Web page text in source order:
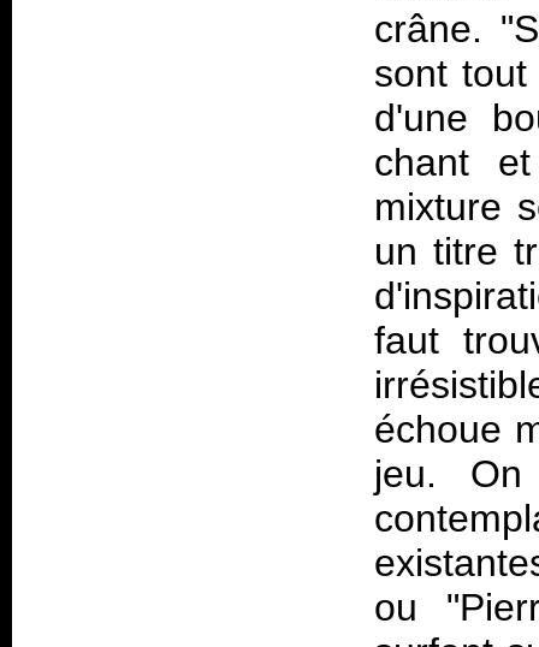
crâne.
sont
d'une
chant
mixture
un titre
faut
échoue
jeu. On
ou